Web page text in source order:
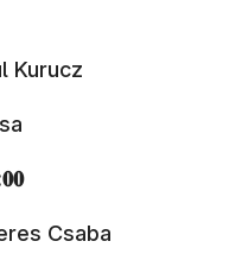
Kurucz
Csaba